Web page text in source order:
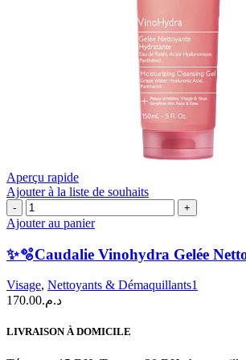
Aperçu rapide
Ajouter à la liste de souhaits
quantité
de
🫧
Caudalie
Vinohydra
Gelée
Nettoyante
|
Ajouter au panier
✨🫧Caudalie Vinohydra Gelée
Visage, Nettoyants & Démaquillants1
د.م.170.00
LIVRAISON À DOMICILE